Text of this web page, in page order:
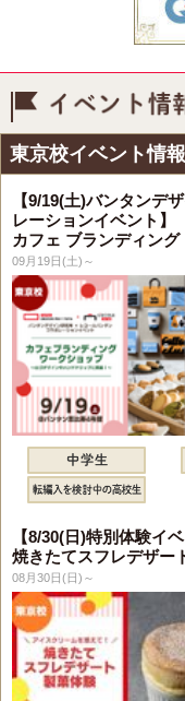
東京校イベント情報
【9/19(土)バンタンデ
レーションイベント】
カフェ ブランディン
09月19日(土)～
【8/30(日)特別体験イベ
焼きたてスフレデザー
08月30日(日)～